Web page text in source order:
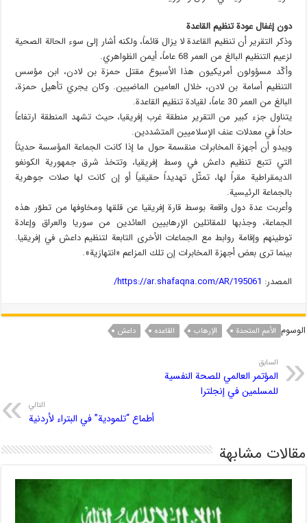
دون إغفال عودة تنظيم القاعدة
وذكر التقرير أن تنظيم القاعدة لا يزال قائماً، ولكنه أشار إلى سوء الحالة الصحية
لزعيم التنظيم البالغ من العمر 68 عاماً، أيمن الظواهري.
وأكّد مسؤولون أمريكيون هذا الأسبوع مقتل حمزة بن لادن، ابن مؤسس
التنظيم أسامة بن لادن، خلال العامين الماضيين. وكان يجري تأهيل حمزة،
البالغ من العمر 30 عاماً، لقيادة تنظيم القاعدة.
يتناول جزء كبير من التقرير منطقة غرب إفريقيا، حيث تشهد المنطقة ارتفاعاً
حاداً في معدلات عنف الإسلاميين المتشددين.
ويبدو أن أجهزة المخابرات منقسمة حول ما إذا كانت الجماعة المؤسسة حديثاً
التي تتبع تنظيم داعش في وسط إفريقيا، وتتخذ شرق جمهورية الكونغو
الديمقراطية مقراً لها، تمثّل تهديداً حقيقياً أو إن كانت لها صلات جوهرية
بالجماعة الرئيسية.
وأعربت عدة دول واقعة بوسط قارة إفريقيا عن قلقها ومخاوفها من تطوّر هذه
الجماعة، وجذبها للمقاتلين الإرهابيين العائدين من سوريا والعراق وإعادة
توطينهم وإقامة روابط مع الجماعات الأخرى التابعة لتنظيم داعش في إفريقيا.
بينما ترى بعض أجهزة المخابرات إن تلك المزاعم «انتهازية».
المصدر: https://ar.shafaqna.com/AR/195061/
الوسوم الأمم المتحدة الإرهاب القاعده داعش
السابق
المؤتمر العالمي للصحة النفسية
للمسلمين في إنجلترا
التالي
أطماع “تلمودية” في البتراء لأردنية
مقالات مشابهة